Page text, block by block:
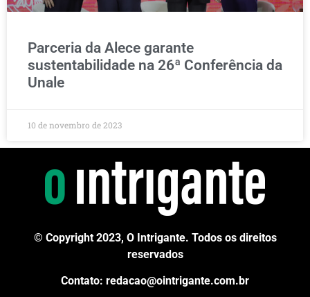
Parceria da Alece garante
sustentabilidade na 26ª Conferência da
Unale
10 de novembro de 2023
© Copyright 2023, O Intrigante. Todos os direitos
reservados
Contato: redacao@ointrigante.com.br